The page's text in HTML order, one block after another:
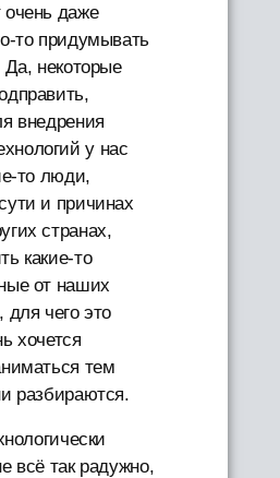
очень даже
то придумывать
Да, некоторые
внедрения
у нас
то люди,
и причинах
странах,
какие-то
от наших
чего это
хочется
тем
разбираются.
всё так радужно,